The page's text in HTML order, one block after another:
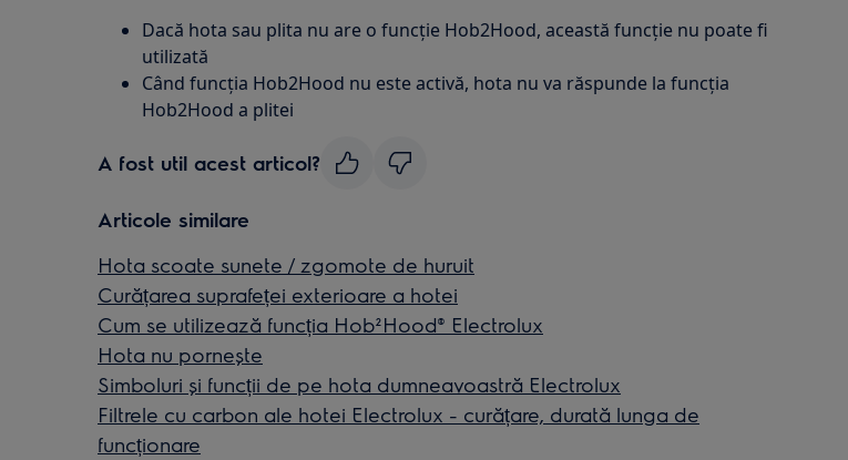
Dacă hota sau plita nu are o funcție Hob2Hood, această funcție nu poate fi
utilizată
Când funcția Hob2Hood nu este activă, hota nu va răspunde la funcția
Hob2Hood a plitei
A fost util acest articol?
Articole similare
Hota scoate sunete / zgomote de huruit
Curățarea suprafeței exterioare a hotei
Cum se utilizează funcția Hob²Hood® Electrolux
Hota nu pornește
Simboluri și funcții de pe hota dumneavoastră Electrolux
Filtrele cu carbon ale hotei Electrolux - curățare, durată lunga de
funcționare